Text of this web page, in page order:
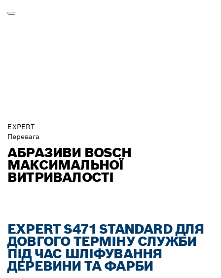
EXPERT
Перевага
АБРАЗИВИ BOSCH
МАКСИМАЛЬНОЇ
ВИТРИВАЛОСТІ
EXPERT S471 STANDARD ДЛЯ
ДОВГОГО ТЕРМІНУ СЛУЖБИ
ПІД ЧАС ШЛІФУВАННЯ
ДЕРЕВИНИ ТА ФАРБИ